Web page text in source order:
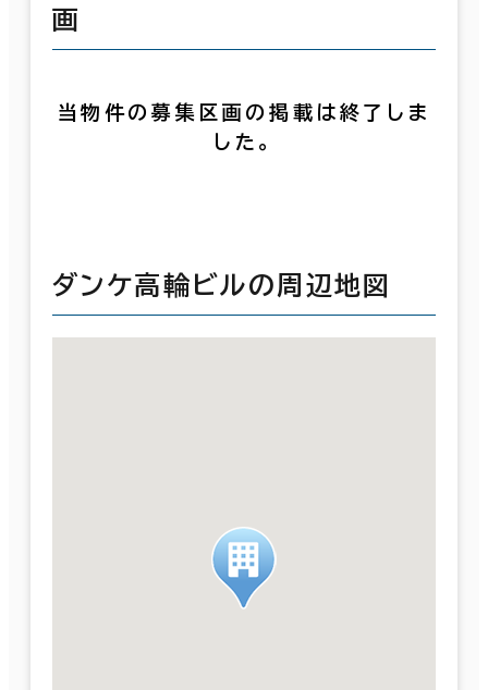
画
当物件の募集区画の掲載は終了しま
した。
ダンケ高輪ビルの周辺地図